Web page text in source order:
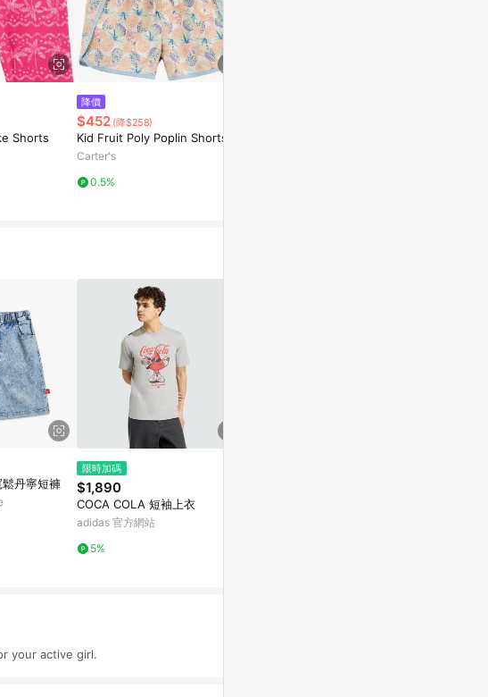
Shorts
降價
$452 (降$258)
Kid Fruit Poly Poplin Shorts
Carter's
0.5%
鬆丹寧短褲
限時加碼
$1,890
COCA COLA 短袖上衣
adidas 官方網站
5%
your active girl.